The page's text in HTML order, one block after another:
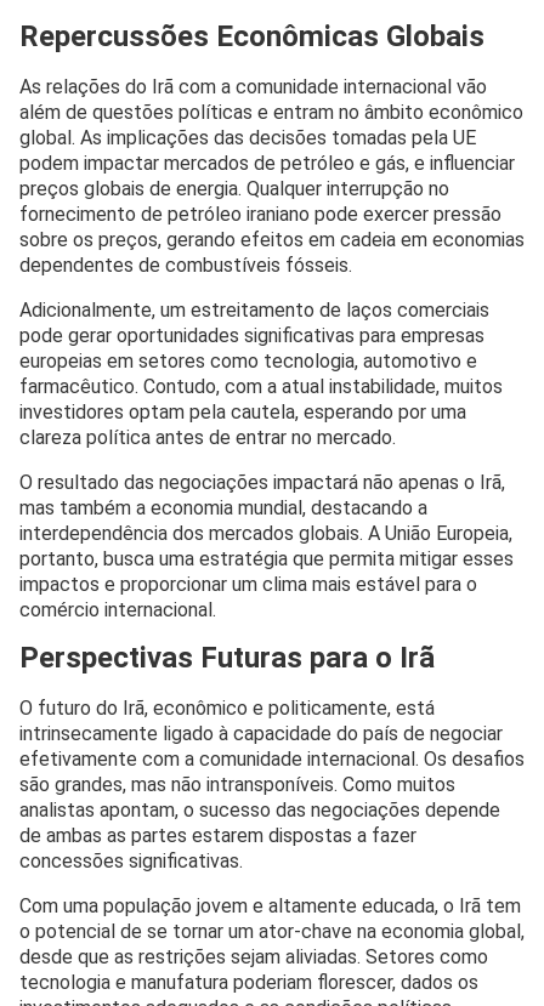
Repercussões Econômicas Globais
As relações do Irã com a comunidade internacional vão
além de questões políticas e entram no âmbito econômico
global. As implicações das decisões tomadas pela UE
podem impactar mercados de petróleo e gás, e influenciar
preços globais de energia. Qualquer interrupção no
fornecimento de petróleo iraniano pode exercer pressão
sobre os preços, gerando efeitos em cadeia em economias
dependentes de combustíveis fósseis.
Adicionalmente, um estreitamento de laços comerciais
pode gerar oportunidades significativas para empresas
europeias em setores como tecnologia, automotivo e
farmacêutico. Contudo, com a atual instabilidade, muitos
investidores optam pela cautela, esperando por uma
clareza política antes de entrar no mercado.
O resultado das negociações impactará não apenas o Irã,
mas também a economia mundial, destacando a
interdependência dos mercados globais. A União Europeia,
portanto, busca uma estratégia que permita mitigar esses
impactos e proporcionar um clima mais estável para o
comércio internacional.
Perspectivas Futuras para o Irã
O futuro do Irã, econômico e politicamente, está
intrinsecamente ligado à capacidade do país de negociar
efetivamente com a comunidade internacional. Os desafios
são grandes, mas não intransponíveis. Como muitos
analistas apontam, o sucesso das negociações depende
de ambas as partes estarem dispostas a fazer
concessões significativas.
Com uma população jovem e altamente educada, o Irã tem
o potencial de se tornar um ator-chave na economia global,
desde que as restrições sejam aliviadas. Setores como
tecnologia e manufatura poderiam florescer, dados os